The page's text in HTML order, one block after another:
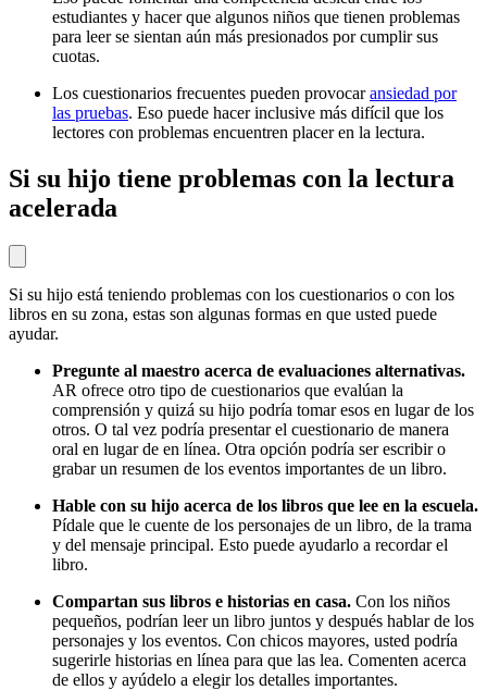
estudiantes y hacer que algunos niños que tienen problemas
para leer se sientan aún más presionados por cumplir sus
cuotas.
Los cuestionarios frecuentes pueden provocaransiedad por
las pruebas. Eso puede hacer inclusive más difícil que los
lectores con problemas encuentren placer en la lectura.
Si su hijo tiene problemas con la lectura
acelerada
Si su hijo está teniendo problemas con los cuestionarios o con los
libros en su zona, estas son algunas formas en que usted puede
ayudar.
Pregunte al maestro acerca de evaluaciones alternativas.
AR ofrece otro tipo de cuestionarios que evalúan la
comprensión y quizá su hijo podría tomar esos en lugar de los
otros. O tal vez podría presentar el cuestionario de manera
oral en lugar de en línea. Otra opción podría ser escribir o
grabar un resumen de los eventos importantes de un libro.
Hable con su hijo acerca de los libros que lee en la escuela.
Pídale que le cuente de los personajes de un libro, de la trama
y del mensaje principal. Esto puede ayudarlo a recordar el
libro.
Compartan sus libros e historias en casa. Con los niños
pequeños, podrían leer un libro juntos y después hablar de los
personajes y los eventos. Con chicos mayores, usted podría
sugerirle historias en línea para que las lea. Comenten acerca
de ellos y ayúdelo a elegir los detalles importantes.